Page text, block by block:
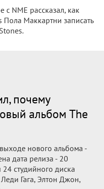
NME рассказал, как
Пола Маккартни записать
почему
альбом The
нового альбома -
дата релиза - 20
24 студийного диска
Гага, Элтон Джон,